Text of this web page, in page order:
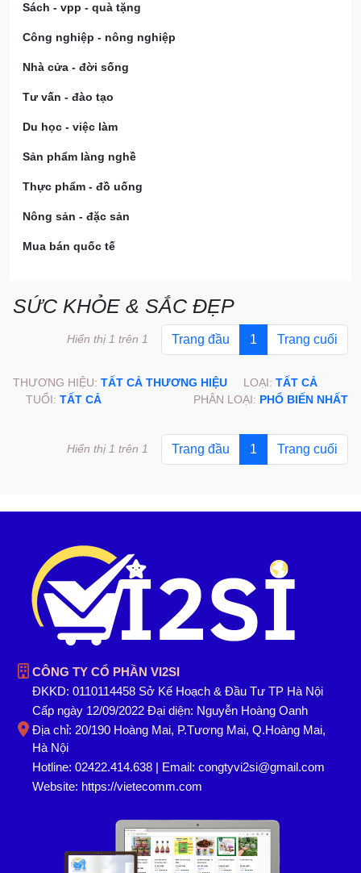
Sách - vpp - quà tặng
Công nghiệp - nông nghiệp
Nhà cửa - đời sống
Tư vấn - đào tạo
Du học - việc làm
Sản phẩm làng nghề
Thực phẩm - đồ uống
Nông sản - đặc sản
Mua bán quốc tế
SỨC KHỎE & SẮC ĐẸP
Trang đầu 1 Trang cuối
Hiển thị 1 trên 1
THƯƠNG HIỆU: TẤT CẢ THƯƠNG HIỆU LOẠI: TẤT CẢ
TUỔI: TẤT CẢ PHÂN LOẠI: PHỔ BIẾN NHẤT
Trang đầu 1 Trang cuối
Hiển thị 1 trên 1
CÔNG TY CỔ PHẦN VI2SI
ĐKKD: 0110114458 Sở Kế Hoạch & Đầu Tư TP Hà Nội
Cấp ngày 12/09/2022 Đại diện: Nguyễn Hoàng Oanh
Địa chỉ: 20/190 Hoàng Mai, P.Tương Mai, Q.Hoàng Mai,
Hà Nội
Hotline: 02422.414.638 | Email: congtyvi2si@gmail.com
Website: https://vietecomm.com